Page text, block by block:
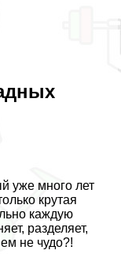
уже много лет
крутая
каждую
разделяет,
не чудо?!